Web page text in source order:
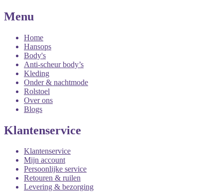
Menu
Home
Hansops
Body's
Anti-scheur body’s
Kleding
Onder & nachtmode
Rolstoel
Over ons
Blogs
Klantenservice
Klantenservice
Mijn account
Persoonlijke service
Retouren & ruilen
Levering & bezorging